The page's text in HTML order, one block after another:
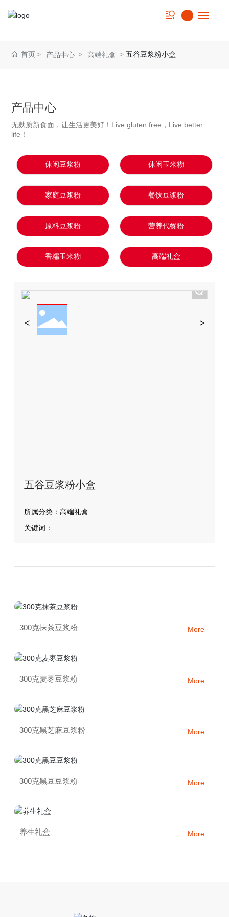
产品中心
食谱集锦
联系我们
首页 产品中心 高端礼盒 五谷豆浆粉小盒
产品中心
无麸质新食面，让生活更美好！Live gluten free，Live better
life！
休闲豆浆粉 休闲玉米糊
家庭豆浆粉 餐饮豆浆粉
原料豆浆粉 营养代餐粉
香糯玉米糊 高端礼盒
+
五谷豆浆粉小盒
所属分类：高端礼盒
关键词：
300克抹茶豆浆粉 More
300克麦枣豆浆粉 More
300克黑芝麻豆浆粉 More
300克黑豆豆浆粉 More
养生礼盒 More